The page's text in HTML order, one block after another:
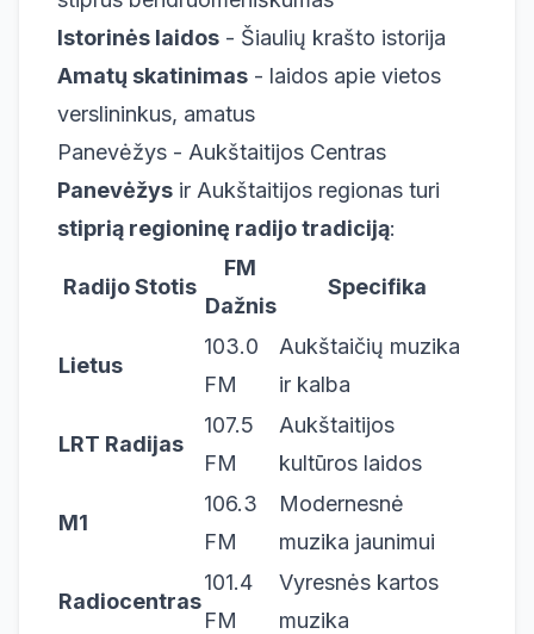
Istorinės laidos - Šiaulių krašto istorija
Amatų skatinimas - laidos apie vietos
verslininkus, amatus
Panevėžys - Aukštaitijos Centras
Panevėžys ir Aukštaitijos regionas turi
stiprią regioninę radijo tradiciją:
Radijo Stotis
FM
Dažnis
Specifika
Lietus
103.0
FM
Aukštaičių muzika
ir kalba
LRT Radijas
107.5
FM
Aukštaitijos
kultūros laidos
M1
106.3
FM
Modernesnė
muzika jaunimui
Radiocentras
101.4
FM
Vyresnės kartos
muzika